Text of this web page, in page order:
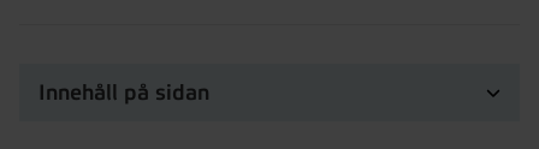
Innehåll på sidan